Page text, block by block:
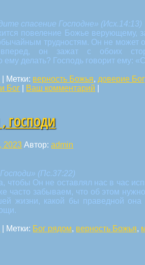
спасение Господне» (Исх.14:13)
повеление Божье верующему,
трудностям. Он не может
он зажат с обоих
ему делать? Господь говорит ему:
Метки: верность Божья, доверие
Бог Ваш комментарий
, ГОСПОДИ
2023 Автор:admin
(Пс.37:22)
чтобы Он не оставлял нас в час
часто забываем, что об этом
жизни, какой бы праведной
Метки: Бог рядом, верность Божья,